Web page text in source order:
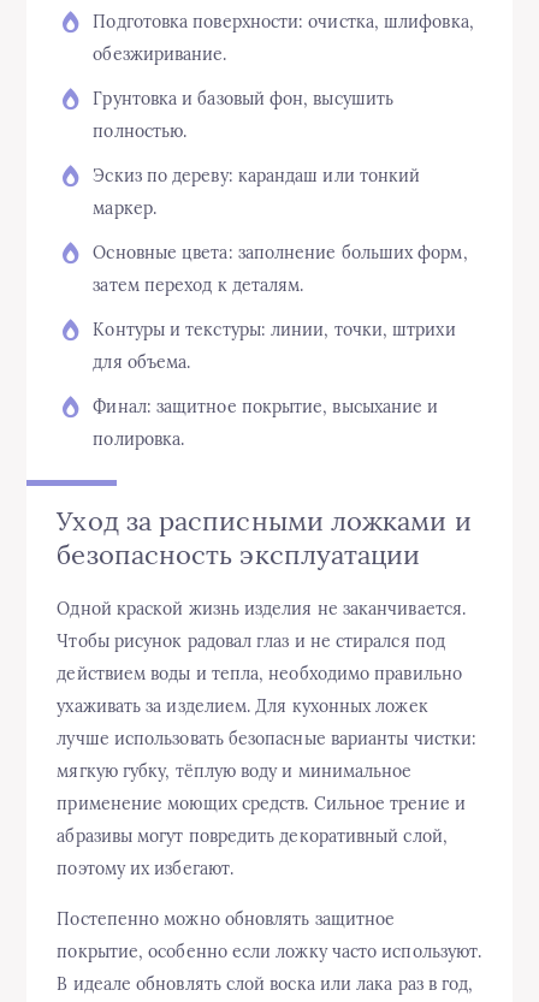
Подготовка поверхности: очистка, шлифовка,
обезжиривание.
Грунтовка и базовый фон, высушить
полностью.
Эскиз по дереву: карандаш или тонкий
маркер.
Основные цвета: заполнение больших форм,
затем переход к деталям.
Контуры и текстуры: линии, точки, штрихи
для объема.
Финал: защитное покрытие, высыхание и
полировка.
Уход за расписными ложками и
безопасность эксплуатации
Одной краской жизнь изделия не заканчивается.
Чтобы рисунок радовал глаз и не стирался под
действием воды и тепла, необходимо правильно
ухаживать за изделием. Для кухонных ложек
лучше использовать безопасные варианты чистки:
мягкую губку, тёплую воду и минимальное
применение моющих средств. Сильное трение и
абразивы могут повредить декоративный слой,
поэтому их избегают.
Постепенно можно обновлять защитное
покрытие, особенно если ложку часто используют.
В идеале обновлять слой воска или лака раз в год,